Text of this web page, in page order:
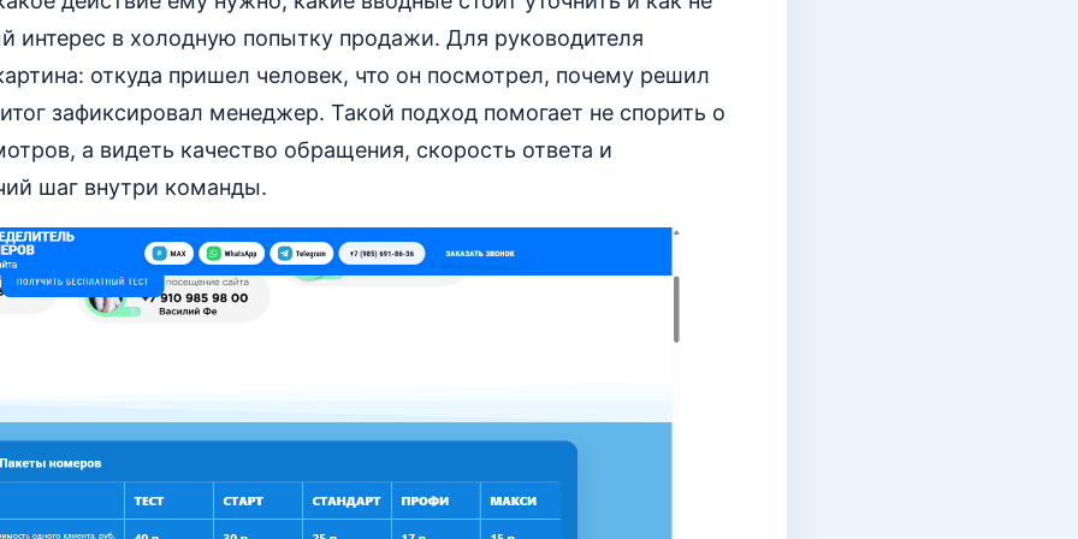
интерес в холодную попытку продажи. Для руководителя
откуда пришел человек, что он посмотрел, почему решил
зафиксировал менеджер. Такой подход помогает не спорить о
а видеть качество обращения, скорость ответа и
шаг внутри команды.